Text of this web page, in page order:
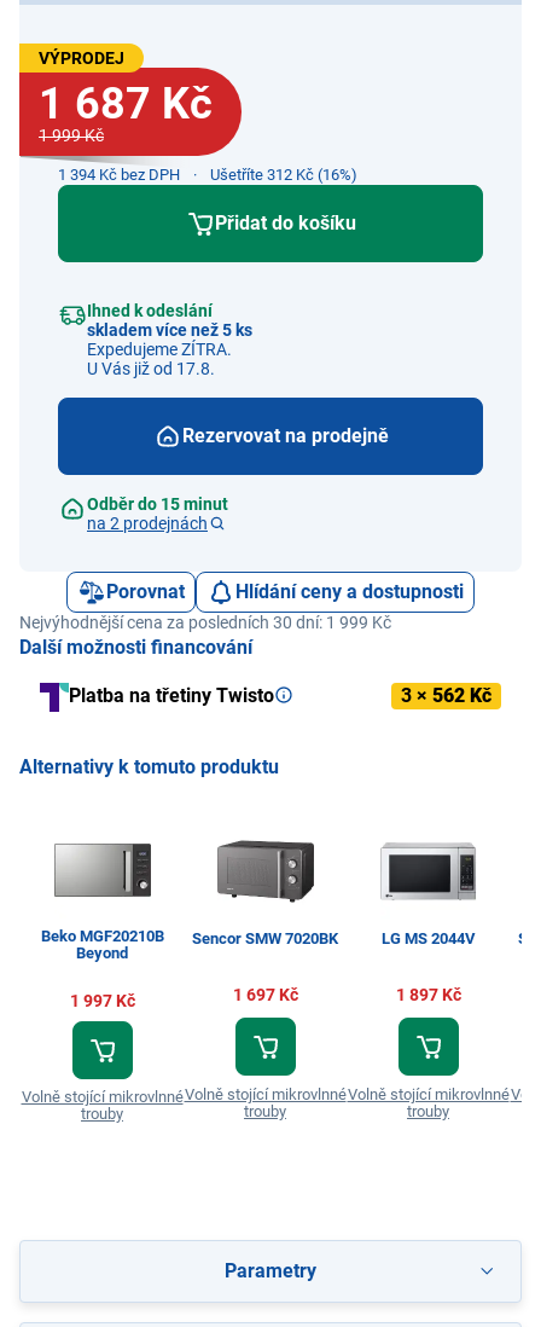
VÝPRODEJ
1 687 Kč
1 999 Kč
1 394 Kč bez DPH Ušetříte 312 Kč (16%)
Přidat do košíku
Ihned k odeslání
skladem více než 5 ks
Expedujeme ZÍTRA.
U Vás již od 17.8.
Rezervovat na prodejně
Odběr do 15 minut
na 2 prodejnách
Porovnat Hlídání ceny a dostupnosti
Nejvýhodnější cena za posledních 30 dní: 1 999 Kč
Další možnosti financování
Platba na třetiny Twisto 3 × 562 Kč
Alternativy k tomuto produktu
Beko MGF20210B
Beyond
1 997 Kč
Volně stojící mikrovlnné
trouby
Sencor SMW 7020BK
1 697 Kč
Volně stojící mikrovlnné
trouby
LG MS 2044V
1 897 Kč
Volně stojící mikrovlnné
trouby
Parametry